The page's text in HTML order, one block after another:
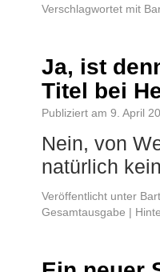
Verschlagwortet mit
Ja, ist
Titel bei
Publiziert am 9. April
Nein, von
natürlich
Veröffentlicht unter
Gesamtausgabe |